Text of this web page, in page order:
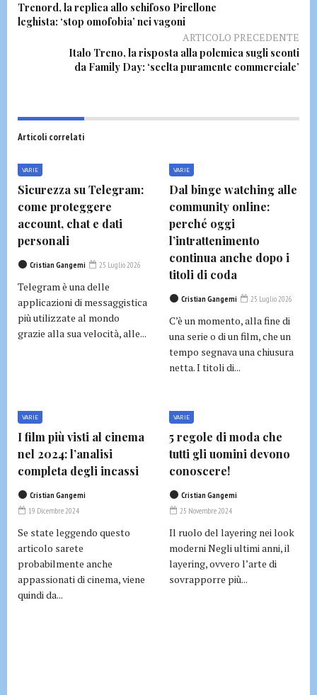
Trenord, la replica allo schifoso Pirellone
leghista: ‘stop omofobia’ nei vagoni
ARTICOLO PRECEDENTE
Italo Treno, la risposta alla polemica sugli sconti
da Family Day: ‘scelta puramente commerciale’
Articoli correlati
VARIE
Sicurezza su Telegram:
come proteggere
account, chat e dati
personali
Cristian Gangemi 25 Luglio 2026
Telegram è una delle
applicazioni di messaggistica
più utilizzate al mondo
grazie alla sua velocità, alle...
VARIE
Dal binge watching alle
community online:
perché oggi
l’intrattenimento
continua anche dopo i
titoli di coda
Cristian Gangemi 25 Luglio 2026
C’è un momento, alla fine di
una serie o di un film, che un
tempo segnava una chiusura
netta. I titoli di...
VARIE
I film più visti al cinema
nel 2024: l’analisi
completa degli incassi
Cristian Gangemi
19 Dicembre 2024
Se state leggendo questo
articolo sarete
probabilmente anche
appassionati di cinema, viene
quindi da...
VARIE
5 regole di moda che
tutti gli uomini devono
conoscere!
Cristian Gangemi
25 Novembre 2024
Il ruolo del layering nei look
moderni Negli ultimi anni, il
layering, ovvero l’arte di
sovrapporre più...